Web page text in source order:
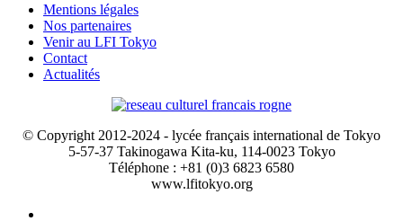
Mentions légales
Nos partenaires
Venir au LFI Tokyo
Contact
Actualités
© Copyright 2012-2024 - lycée français international de Tokyo
5-57-37 Takinogawa Kita-ku, 114-0023 Tokyo
Téléphone : +81 (0)3 6823 6580
www.lfitokyo.org